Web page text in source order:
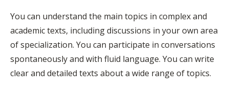
You can understand the main topics in complex and
academic texts, including discussions in your own area
of specialization. You can participate in conversations
spontaneously and with fluid language. You can write
clear and detailed texts about a wide range of topics.